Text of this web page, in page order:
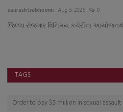
saurashtrabhoomi Aug 5, 2026 0
જિલ્લા રોજગાર વિનિમય કચેરીના
TAGS
Order to pay $5 million in sexual assault